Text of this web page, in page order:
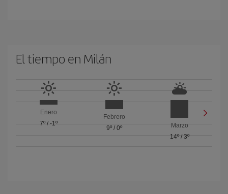
El tiempo en Milán
Enero
7º/ -1º
Febrero
9º/ 0º
Marzo
14º/ 3º